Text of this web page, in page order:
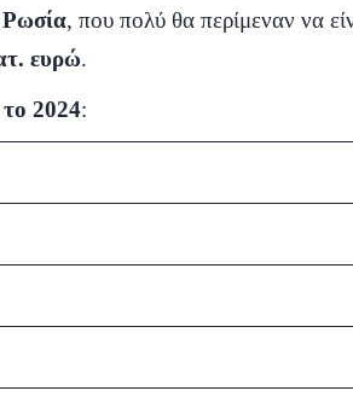
Ρωσία, που πολύ θα περίμεναν να
ευρώ.
το 2024: